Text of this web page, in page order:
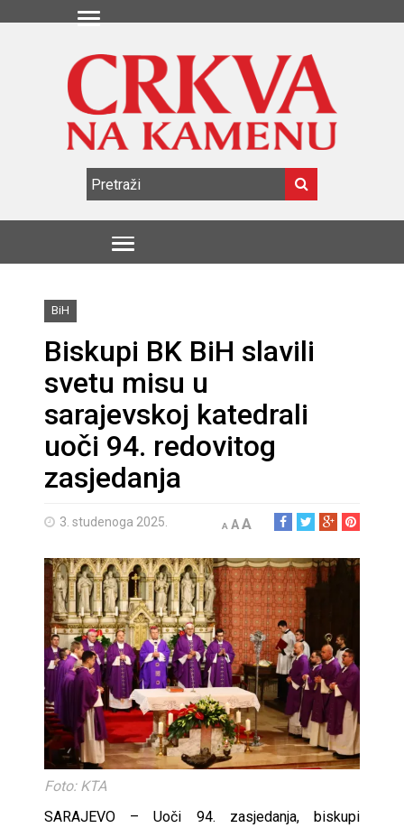
BiH
Biskupi BK BiH slavili
svetu misu u
sarajevskoj katedrali
uoči 94. redovitog
zasjedanja
3. studenoga 2025. A AA
Foto: KTA
SARAJEVO – Uoči 94. zasjedanja, biskupi